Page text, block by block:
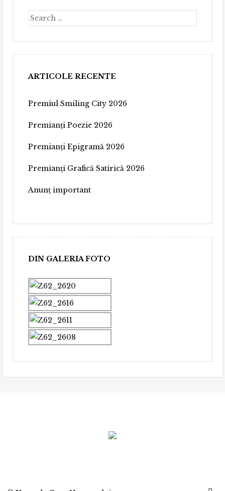
Search
ARTICOLE RECENTE
Premiul Smiling City 2026
Premianți Poezie 2026
Premianți Epigramă 2026
Premianți Grafică Satirică 2026
Anunț important
DIN GALERIA FOTO